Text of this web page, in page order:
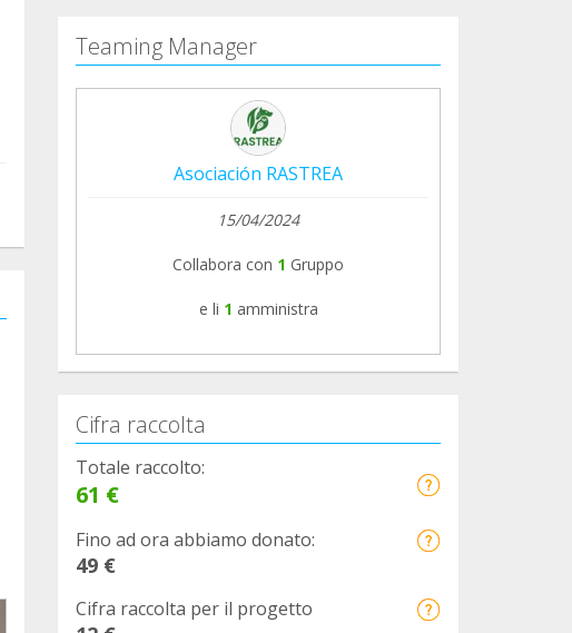
Teaming Manager
Asociación RASTREA
15/04/2024
Collabora con 1 Gruppo
e li 1 amministra
Cifra raccolta
Totale raccolto:
61 €
Fino ad ora abbiamo donato:
49 €
Cifra raccolta per il progetto